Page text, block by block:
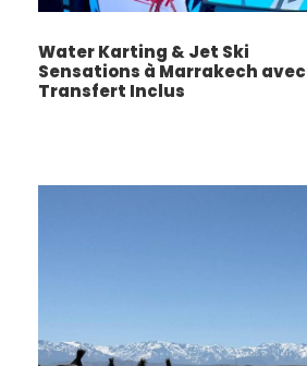
Water Karting & Jet Ski
Sensations à Marrakech avec
Transfert Inclus